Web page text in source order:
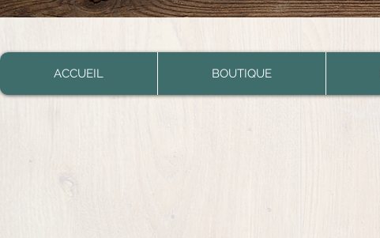
ACCUEIL BOUTIQUE